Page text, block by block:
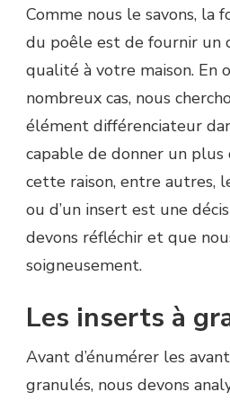
Comme nous le savons, la
du poêle est de fournir un
qualité à votre maison. En
nombreux cas, nous
élément différenciateur
capable de donner un plus
cette raison, entre autres,
ou d’un insert est une
devons réfléchir et que
soigneusement.
Les inserts à
Avant d’énumérer les
granulés, nous devons